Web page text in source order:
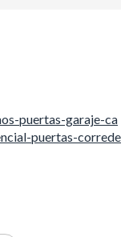
puertas-garaje-ca
puertas-correde